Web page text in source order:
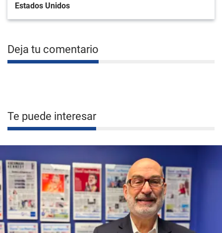
Estados Unidos
Deja tu comentario
Te puede interesar